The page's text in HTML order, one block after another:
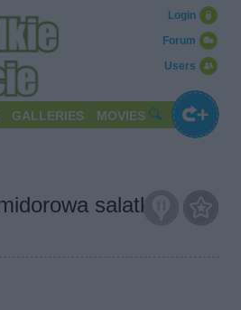
Users
Forum
Login
GALLERIES MOVIES
salatka